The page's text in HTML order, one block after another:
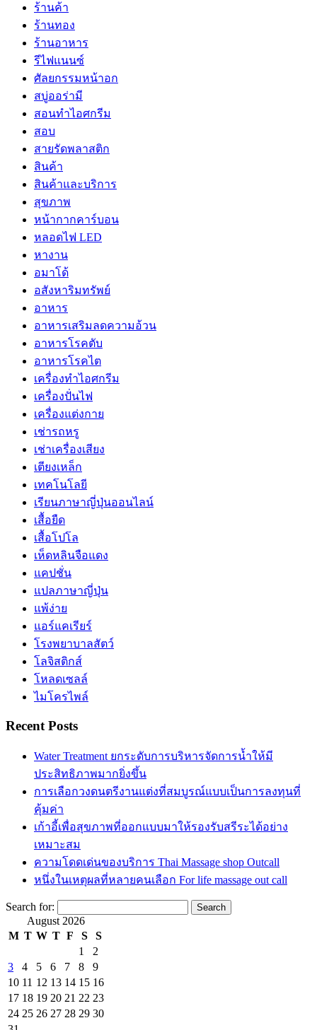
ร้านค้า
ร้านทอง
ร้านอาหาร
รีไฟแนนซ์
ศัลยกรรมหน้าอก
สบู่ออร่ามี
สอนทำไอศกรีม
สอบ
สายรัดพลาสติก
สินค้า
สินค้าและบริการ
สุขภาพ
หน้ากากคาร์บอน
หลอดไฟ LED
หางาน
อมาโด้
อสังหาริมทรัพย์
อาหาร
อาหารเสริมลดความอ้วน
อาหารโรคตับ
อาหารโรคไต
เครื่องทำไอศกรีม
เครื่องปั่นไฟ
เครื่องแต่งกาย
เช่ารถหรู
เช่าเครื่องเสียง
เตียงเหล็ก
เทคโนโลยี
เรียนภาษาญี่ปุ่นออนไลน์
เสื้อยืด
เสื้อโปโล
เห็ดหลินจือแดง
แคปชั่น
แปลภาษาญี่ปุ่น
แพ้ง่าย
แอร์แคเรียร์
โรงพยาบาลสัตว์
โลจิสติกส์
โหลดเซลล์
ไมโครไพล์
Recent Posts
Water Treatment ยกระดับการบริหารจัดการน้ำให้มี
ประสิทธิภาพมากยิ่งขึ้น
การเลือกวงดนตรีงานแต่งที่สมบูรณ์แบบเป็นการลงทุนที่
คุ้มค่า
เก้าอี้เพื่อสุขภาพที่ออกแบบมาให้รองรับสรีระได้อย่าง
เหมาะสม
ความโดดเด่นของบริการ Thai Massage shop Outcall
หนึ่งในเหตุผลที่หลายคนเลือก For life massage out call
Search for:
August 2026
M T W T F S
S
1
2
3
4 5 6 7 8
9
10 11 12 13 14 15 16
17 18 19 20 21 22 23
24 25 26 27 28 29 30